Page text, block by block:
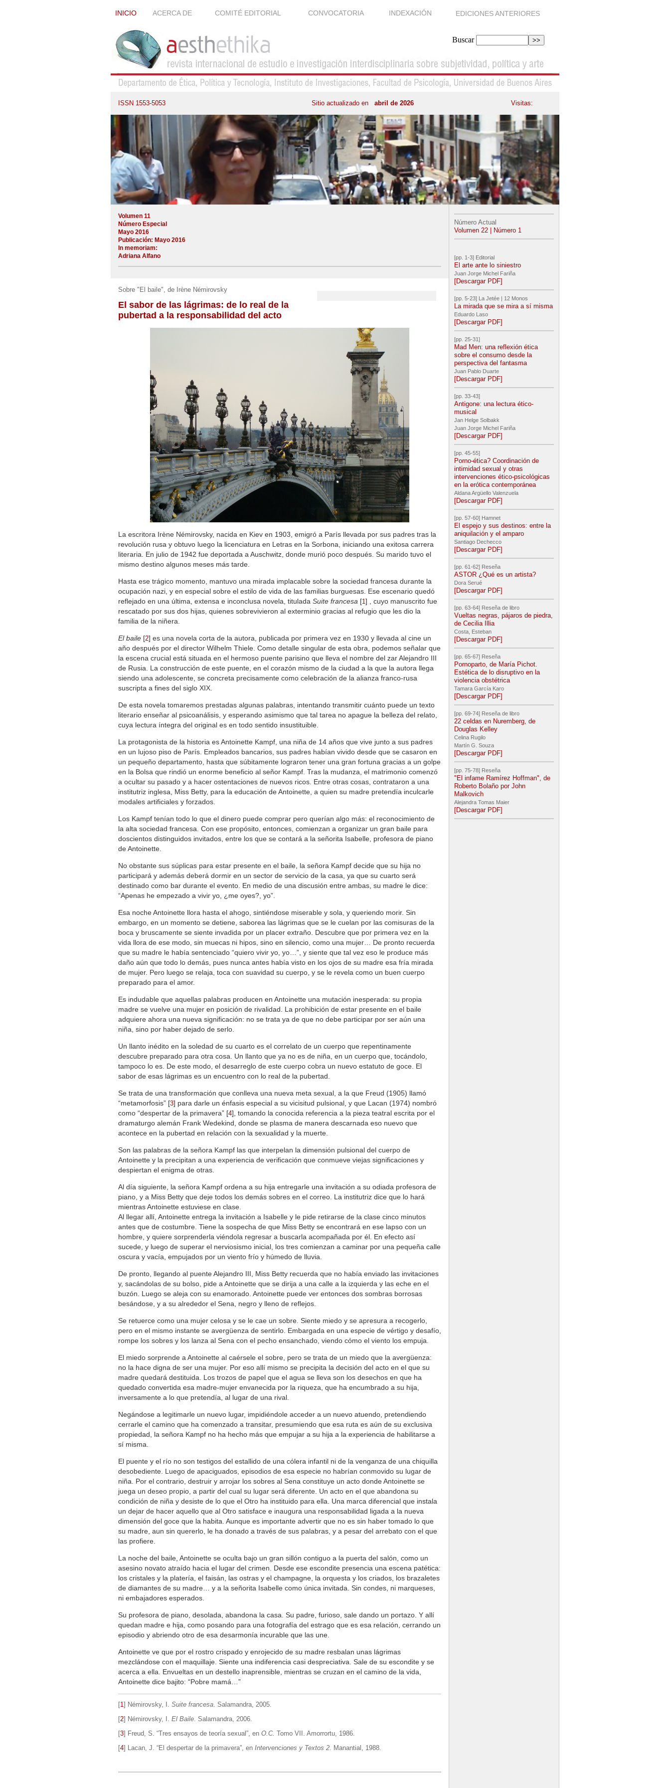
INICIO ACERCA DE COMITÉ EDITORIAL CONVOCATORIA INDEXACIÓN EDICIONES ANTERIORES
Buscar
ISSN 1553-5053 Sitio actualizado en abril de 2026 Visitas:
Volumen 11
Número Especial
Mayo 2016
Publicación: Mayo 2016
In memoriam:
Adriana Alfano
Sobre "El baile", de Irène Némirovsky
El sabor de las lágrimas: de lo real de la
pubertad a la responsabilidad del acto
La escritora Irène Némirovsky, nacida en Kiev en 1903, emigró a París llevada por sus padres tras la
revolución rusa y obtuvo luego la licenciatura en Letras en la Sorbona, iniciando una exitosa carrera
literaria. En julio de 1942 fue deportada a Auschwitz, donde murió poco después. Su marido tuvo el
mismo destino algunos meses más tarde.
Hasta ese trágico momento, mantuvo una mirada implacable sobre la sociedad francesa durante la
ocupación nazi, y en especial sobre el estilo de vida de las familias burguesas. Ese escenario quedó
reflejado en una última, extensa e inconclusa novela, titulada Suite francesa [1] , cuyo manuscrito fue
rescatado por sus dos hijas, quienes sobrevivieron al exterminio gracias al refugio que les dio la
familia de la niñera.
El baile [2] es una novela corta de la autora, publicada por primera vez en 1930 y llevada al cine un
año después por el director Wilhelm Thiele. Como detalle singular de esta obra, podemos señalar que
la escena crucial está situada en el hermoso puente parisino que lleva el nombre del zar Alejandro III
de Rusia. La construcción de este puente, en el corazón mismo de la ciudad a la que la autora llega
siendo una adolescente, se concreta precisamente como celebración de la alianza franco-rusa
suscripta a fines del siglo XIX.
De esta novela tomaremos prestadas algunas palabras, intentando transmitir cuánto puede un texto
literario enseñar al psicoanálisis, y esperando asimismo que tal tarea no apague la belleza del relato,
cuya lectura íntegra del original es en todo sentido insustituible.
La protagonista de la historia es Antoinette Kampf, una niña de 14 años que vive junto a sus padres
en un lujoso piso de París. Empleados bancarios, sus padres habían vivido desde que se casaron en
un pequeño departamento, hasta que súbitamente lograron tener una gran fortuna gracias a un golpe
en la Bolsa que rindió un enorme beneficio al señor Kampf. Tras la mudanza, el matrimonio comenzó
a ocultar su pasado y a hacer ostentaciones de nuevos ricos. Entre otras cosas, contrataron a una
institutriz inglesa, Miss Betty, para la educación de Antoinette, a quien su madre pretendía inculcarle
modales artificiales y forzados.
Los Kampf tenían todo lo que el dinero puede comprar pero querían algo más: el reconocimiento de
la alta sociedad francesa. Con ese propósito, entonces, comienzan a organizar un gran baile para
doscientos distinguidos invitados, entre los que se contará a la señorita Isabelle, profesora de piano
de Antoinette.
No obstante sus súplicas para estar presente en el baile, la señora Kampf decide que su hija no
participará y además deberá dormir en un sector de servicio de la casa, ya que su cuarto será
destinado como bar durante el evento. En medio de una discusión entre ambas, su madre le dice:
“Apenas he empezado a vivir yo, ¿me oyes?, yo”.
Esa noche Antoinette llora hasta el ahogo, sintiéndose miserable y sola, y queriendo morir. Sin
embargo, en un momento se detiene, saborea las lágrimas que se le cuelan por las comisuras de la
boca y bruscamente se siente invadida por un placer extraño. Descubre que por primera vez en la
vida llora de ese modo, sin muecas ni hipos, sino en silencio, como una mujer… De pronto recuerda
que su madre le había sentenciado “quiero vivir yo, yo…”, y siente que tal vez eso le produce más
daño aún que todo lo demás, pues nunca antes había visto en los ojos de su madre esa fría mirada
de mujer. Pero luego se relaja, toca con suavidad su cuerpo, y se le revela como un buen cuerpo
preparado para el amor.
Es indudable que aquellas palabras producen en Antoinette una mutación inesperada: su propia
madre se vuelve una mujer en posición de rivalidad. La prohibición de estar presente en el baile
adquiere ahora una nueva significación: no se trata ya de que no debe participar por ser aún una
niña, sino por haber dejado de serlo.
Un llanto inédito en la soledad de su cuarto es el correlato de un cuerpo que repentinamente
descubre preparado para otra cosa. Un llanto que ya no es de niña, en un cuerpo que, tocándolo,
tampoco lo es. De este modo, el desarreglo de este cuerpo cobra un nuevo estatuto de goce. El
sabor de esas lágrimas es un encuentro con lo real de la pubertad.
Se trata de una transformación que conlleva una nueva meta sexual, a la que Freud (1905) llamó
“metamorfosis” [3] para darle un énfasis especial a su vicisitud pulsional, y que Lacan (1974) nombró
como “despertar de la primavera” [4] , tomando la conocida referencia a la pieza teatral escrita por el
dramaturgo alemán Frank Wedekind, donde se plasma de manera descarnada eso nuevo que
acontece en la pubertad en relación con la sexualidad y la muerte.
Son las palabras de la señora Kampf las que interpelan la dimensión pulsional del cuerpo de
Antoinette y la precipitan a una experiencia de verificación que conmueve viejas significaciones y
despiertan el enigma de otras.
Al día siguiente, la señora Kampf ordena a su hija entregarle una invitación a su odiada profesora de
piano, y a Miss Betty que deje todos los demás sobres en el correo. La institutriz dice que lo hará
mientras Antoinette estuviese en clase.
Al llegar allí, Antoinette entrega la invitación a Isabelle y le pide retirarse de la clase cinco minutos
antes que de costumbre. Tiene la sospecha de que Miss Betty se encontrará en ese lapso con un
hombre, y quiere sorprenderla viéndola regresar a buscarla acompañada por él. En efecto así
sucede, y luego de superar el nerviosismo inicial, los tres comienzan a caminar por una pequeña calle
oscura y vacía, empujados por un viento frío y húmedo de lluvia.
De pronto, llegando al puente Alejandro III, Miss Betty recuerda que no había enviado las invitaciones
y, sacándolas de su bolso, pide a Antoinette que se dirija a una calle a la izquierda y las eche en el
buzón. Luego se aleja con su enamorado. Antoinette puede ver entonces dos sombras borrosas
besándose, y a su alrededor el Sena, negro y lleno de reflejos.
Se retuerce como una mujer celosa y se le cae un sobre. Siente miedo y se apresura a recogerlo,
pero en el mismo instante se avergüenza de sentirlo. Embargada en una especie de vértigo y desafío,
rompe los sobres y los lanza al Sena con el pecho ensanchado, viendo cómo el viento los empuja.
El miedo sorprende a Antoinette al caérsele el sobre, pero se trata de un miedo que la avergüenza:
no la hace digna de ser una mujer. Por eso allí mismo se precipita la decisión del acto en el que su
madre quedará destituida. Los trozos de papel que el agua se lleva son los desechos en que ha
quedado convertida esa madre-mujer envanecida por la riqueza, que ha encumbrado a su hija,
inversamente a lo que pretendía, al lugar de una rival.
Negándose a legitimarle un nuevo lugar, impidiéndole acceder a un nuevo atuendo, pretendiendo
cerrarle el camino que ha comenzado a transitar, presumiendo que esa ruta es aún de su exclusiva
propiedad, la señora Kampf no ha hecho más que empujar a su hija a la experiencia de habilitarse a
sí misma.
El puente y el río no son testigos del estallido de una cólera infantil ni de la venganza de una chiquilla
desobediente. Luego de apaciguados, episodios de esa especie no habrían conmovido su lugar de
niña. Por el contrario, destruir y arrojar los sobres al Sena constituye un acto donde Antoinette se
juega un deseo propio, a partir del cual su lugar será diferente. Un acto en el que abandona su
condición de niña y desiste de lo que el Otro ha instituido para ella. Una marca diferencial que instala
un dejar de hacer aquello que al Otro satisface e inaugura una responsabilidad ligada a la nueva
dimensión del goce que la habita. Aunque es importante advertir que no es sin haber tomado lo que
su madre, aun sin quererlo, le ha donado a través de sus palabras, y a pesar del arrebato con el que
las profiere.
La noche del baile, Antoinette se oculta bajo un gran sillón contiguo a la puerta del salón, como un
asesino novato atraído hacia el lugar del crimen. Desde ese escondite presencia una escena patética:
los cristales y la platería, el faisán, las ostras y el champagne, la orquesta y los criados, los brazaletes
de diamantes de su madre… y a la señorita Isabelle como única invitada. Sin condes, ni marqueses,
ni embajadores esperados.
Su profesora de piano, desolada, abandona la casa. Su padre, furioso, sale dando un portazo. Y allí
quedan madre e hija, como posando para una fotografía del estrago que es esa relación, cerrando un
episodio y abriendo otro de esa desarmonía incurable que las une.
Antoinette ve que por el rostro crispado y enrojecido de su madre resbalan unas lágrimas
mezclándose con el maquillaje. Siente una indiferencia casi despreciativa. Sale de su escondite y se
acerca a ella. Envueltas en un destello inaprensible, mientras se cruzan en el camino de la vida,
Antoinette dice bajito: “Pobre mamá…”
[1] Némirovsky, I. Suite francesa. Salamandra, 2005.
[2] Némirovsky, I. El Baile. Salamandra, 2006.
[3] Freud, S. “Tres ensayos de teoría sexual”, en O.C. Tomo VII. Amorrortu, 1986.
[4] Lacan, J. “El despertar de la primavera”, en Intervenciones y Textos 2. Manantial, 1988.
Número Actual
Volumen 22 | Número 1
[pp. 1-3] Editorial
El arte ante lo siniestro
Juan Jorge Michel Fariña
[Descargar PDF]
[pp. 5-23] La Jetée | 12 Monos
La mirada que se mira a sí misma
Eduardo Laso
[Descargar PDF]
[pp. 25-31]
Mad Men: una reflexión ética
sobre el consumo desde la
perspectiva del fantasma
Juan Pablo Duarte
[Descargar PDF]
[pp. 33-43]
Antigone: una lectura ético-
musical
Jan Helge Solbakk
Juan Jorge Michel Fariña
[Descargar PDF]
[pp. 45-55]
Porno-ética? Coordinación de
intimidad sexual y otras
intervenciones ético-psicológicas
en la erótica contemporánea
Aldana Argüello Valenzuela
[Descargar PDF]
[pp. 57-60] Hamnet
El espejo y sus destinos: entre la
aniquilación y el amparo
Santiago Dechecco
[Descargar PDF]
[pp. 61-62] Reseña
ASTOR ¿Qué es un artista?
Dora Serué
[Descargar PDF]
[pp. 63-64] Reseña de libro
Vueltas negras, pájaros de piedra,
de Cecilia Illia
Costa, Esteban
[Descargar PDF]
[pp. 65-67] Reseña
Pornoparto, de María Pichot.
Estética de lo disruptivo en la
violencia obstétrica
Tamara García Karo
[Descargar PDF]
[pp. 69-74] Reseña de libro
22 celdas en Nuremberg, de
Douglas Kelley
Celina Rugilo
Martín G. Souza
[Descargar PDF]
[pp. 75-78] Reseña
"El infame Ramírez Hoffman", de
Roberto Bolaño por John
Malkovich
Alejandra Tomas Maier
[Descargar PDF]